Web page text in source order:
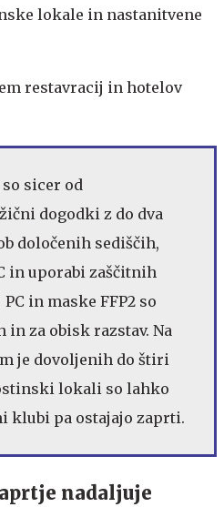
lokale in nastanitvene
restavracij in hotelov
sicer od
dogodki z do dva
določenih sediščih,
in uporabi zaščitnih
in maske FFP2 so
za obisk razstav. Na
je dovoljenih do štiri
lokali so lahko
klubi pa ostajajo zaprti.
nadaljuje